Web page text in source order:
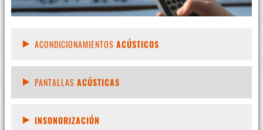
ACONDICIONAMIENTOS ACÚSTICOS
PANTALLAS ACÚSTICAS
INSONORIZACIÓN